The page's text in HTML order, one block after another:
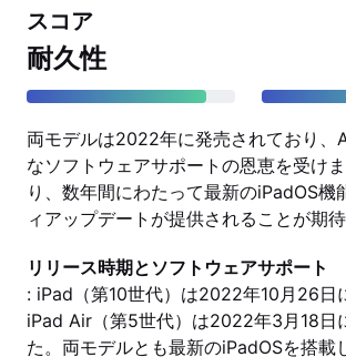
スコア
耐久性
両モデルは2022年に発売されており、
なソフトウェアサポートの恩恵を受け
り、数年間にわたって最新のiPadOS機
ィアップデートが提供されることが期待
リリース時期とソフトウェアサポート
: iPad（第10世代）は2022年10月26日
iPad Air（第5世代）は2022年3月18日
た。両モデルとも最新のiPadOSを搭載